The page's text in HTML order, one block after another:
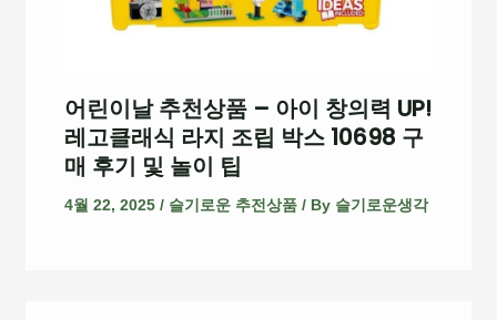
어린이날 추천상품 – 아이 창의력 UP!
레고클래식 라지 조립 박스 10698 구
매 후기 및 놀이 팁
4월 22, 2025 / 슬기로운 추전상품/ By 슬기로운생각